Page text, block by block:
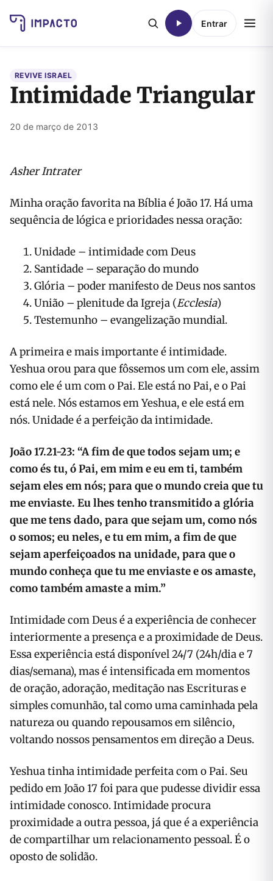
Entrar
REVIVE ISRAEL
Intimidade Triangular
20 de março de 2013
Asher Intrater
Minha oração favorita na Bíblia é João 17. Há uma
sequência de lógica e prioridades nessa oração:
Unidade – intimidade com Deus
Santidade – separação do mundo
Glória – poder manifesto de Deus nos santos
União – plenitude da Igreja (Ecclesia)
Testemunho – evangelização mundial.
A primeira e mais importante é intimidade.
Yeshua orou para que fôssemos um com ele, assim
como ele é um com o Pai. Ele está no Pai, e o Pai
está nele. Nós estamos em Yeshua, e ele está em
nós. Unidade é a perfeição da intimidade.
João 17.21-23: “A fim de que todos sejam um; e
como és tu, ó Pai, em mim e eu em ti, também
sejam eles em nós; para que o mundo creia que tu
me enviaste. Eu lhes tenho transmitido a glória
que me tens dado, para que sejam um, como nós
o somos; eu neles, e tu em mim, a fim de que
sejam aperfeiçoados na unidade, para que o
mundo conheça que tu me enviaste e os amaste,
como também amaste a mim.”
Intimidade com Deus é a experiência de conhecer
interiormente a presença e a proximidade de Deus.
Essa experiência está disponível 24/7 (24h/dia e 7
dias/semana), mas é intensificada em momentos
de oração, adoração, meditação nas Escrituras e
simples comunhão, tal como uma caminhada pela
natureza ou quando repousamos em silêncio,
voltando nossos pensamentos em direção a Deus.
Yeshua tinha intimidade perfeita com o Pai. Seu
pedido em João 17 foi para que pudesse dividir essa
intimidade conosco. Intimidade procura
proximidade a outra pessoa, já que é a experiência
de compartilhar um relacionamento pessoal. É o
oposto de solidão.